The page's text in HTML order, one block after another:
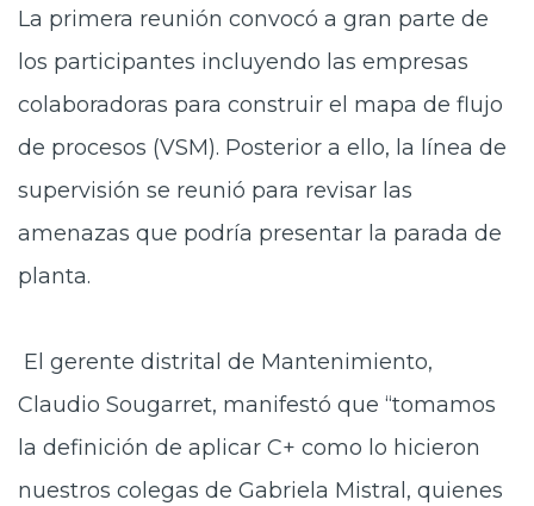
La primera reunión convocó a gran parte de
los participantes incluyendo las empresas
colaboradoras para construir el mapa de flujo
de procesos (VSM). Posterior a ello, la línea de
supervisión se reunió para revisar las
amenazas que podría presentar la parada de
planta.
El gerente distrital de Mantenimiento,
Claudio Sougarret, manifestó que “tomamos
la definición de aplicar C+ como lo hicieron
nuestros colegas de Gabriela Mistral, quienes